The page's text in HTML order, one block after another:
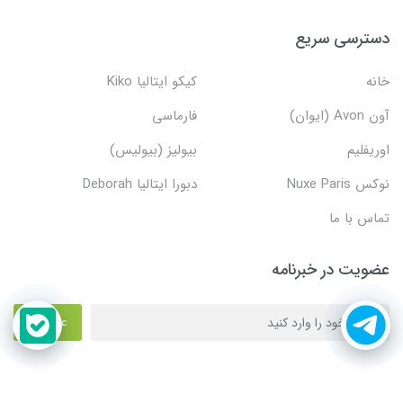
دسترسی سریع
خانه
کیکو ایتالیا Kiko
آون Avon (ایوان)
فارماسی
اوریفلیم
بیولیز (بیولیس)
نوکس Nuxe Paris
دبورا ایتالیا Deborah
تماس با ما
عضویت در خبرنامه
عضویت